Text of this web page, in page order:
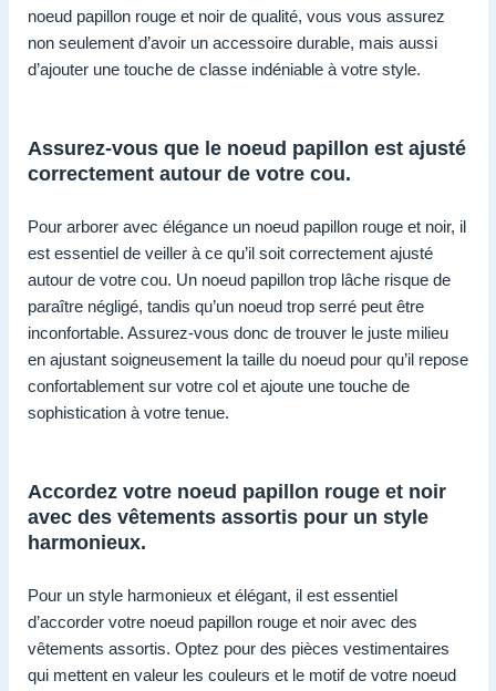
noeud papillon rouge et noir de qualité, vous vous assurez
non seulement d’avoir un accessoire durable, mais aussi
d’ajouter une touche de classe indéniable à votre style.
Assurez-vous que le noeud papillon est ajusté
correctement autour de votre cou.
Pour arborer avec élégance un noeud papillon rouge et noir, il
est essentiel de veiller à ce qu’il soit correctement ajusté
autour de votre cou. Un noeud papillon trop lâche risque de
paraître négligé, tandis qu’un noeud trop serré peut être
inconfortable. Assurez-vous donc de trouver le juste milieu
en ajustant soigneusement la taille du noeud pour qu’il repose
confortablement sur votre col et ajoute une touche de
sophistication à votre tenue.
Accordez votre noeud papillon rouge et noir
avec des vêtements assortis pour un style
harmonieux.
Pour un style harmonieux et élégant, il est essentiel
d’accorder votre noeud papillon rouge et noir avec des
vêtements assortis. Optez pour des pièces vestimentaires
qui mettent en valeur les couleurs et le motif de votre noeud